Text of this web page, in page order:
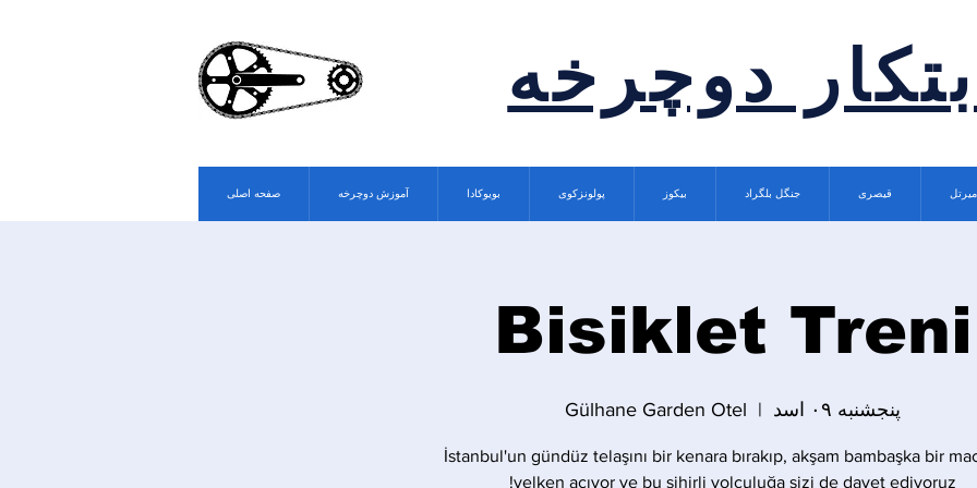
دوچرخه
صفحه اصلی آموزش دوچرخه بویوکادا پولونزکوی بیکوز جنگل بلگراد قیصری میرتل
Bisiklet Treni
پنجشنبه ۰۹ اسد
  |
Gülhane Garden Otel
İstanbul'un gündüz telaşını bir kenara bırakıp, akşam bambaşka bir
yelken açıyor ve bu sihirli yolculuğa sizi de davet ediyoruz!